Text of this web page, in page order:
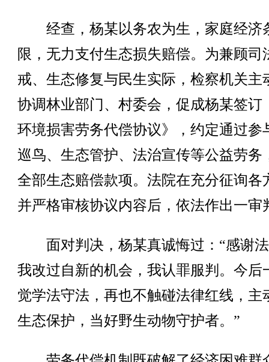
经查，杨某以务农为生，家庭经济
限，无力支付生态损失赔偿。为兼顾司
戒、生态修复与民生实际，检察机关主
协调林业部门、村委会，促成杨某签订
环境损害劳务代偿协议》，约定通过参
巡鸟、生态管护、法治宣传等公益劳务
全部生态赔偿款项。法院在充分征询各
并严格审核协议内容后，依法作出一审
面对判决，杨某真诚悔过：“感谢
我改过自新的机会，我认罪服判。今后
觉学法守法，再也不触碰法律红线，主
生态保护，当好野生动物守护者。”